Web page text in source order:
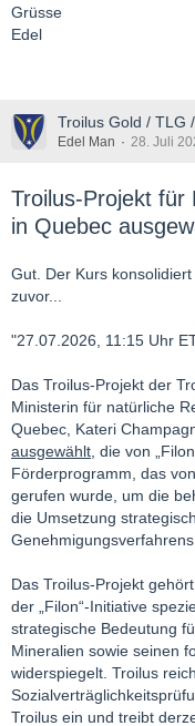
Grüsse
Edel
Troilus Gold / TLG
Edel Man 28. Juli
Troilus-Projekt für
in Quebec
Gut. Der Kurs
zuvor...
"27.07.2026, 11:15 Uhr
Das Troilus-Projekt der
Ministerin für natürliche
Quebec, Kateri
ausgewählt, die von
Förderprogramm, das
gerufen wurde, um die
die Umsetzung
Das Troilus-Projekt
der „Filon“-Initiative
strategische Bedeutung
Mineralien sowie seinen
widerspiegelt. Troilus
Troilus ein und treibt